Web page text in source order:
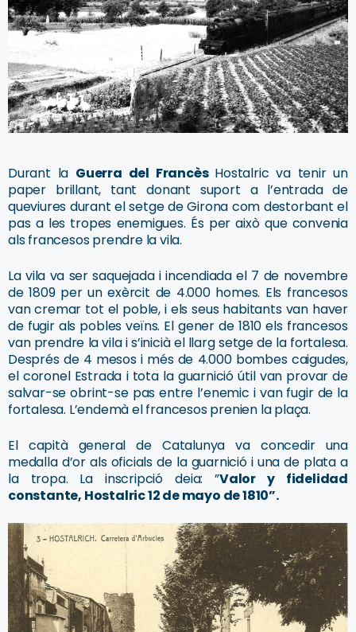
Durant la Guerra del Francès Hostalric va tenir un
paper brillant, tant donant suport a l’entrada de
queviures durant el setge de Girona com destorbant el
pas a les tropes enemigues. És per això que convenia
als francesos prendre la vila.
La vila va ser saquejada i incendiada el 7 de novembre
de 1809 per un exèrcit de 4.000 homes. Els francesos
van cremar tot el poble, i els seus habitants van haver
de fugir als pobles veïns. El gener de 1810 els francesos
van prendre la vila i s’inicià el llarg setge de la fortalesa.
Després de 4 mesos i més de 4.000 bombes caigudes,
el coronel Estrada i tota la guarnició útil van provar de
salvar-se obrint-se pas entre l’enemic i van fugir de la
fortalesa. L’endemà el francesos prenien la plaça.
El capità general de Catalunya va concedir una
medalla d’or als oficials de la guarnició i una de plata a
la tropa. La inscripció deia: ”Valor y fidelidad
constante, Hostalric 12 de mayo de 1810”.